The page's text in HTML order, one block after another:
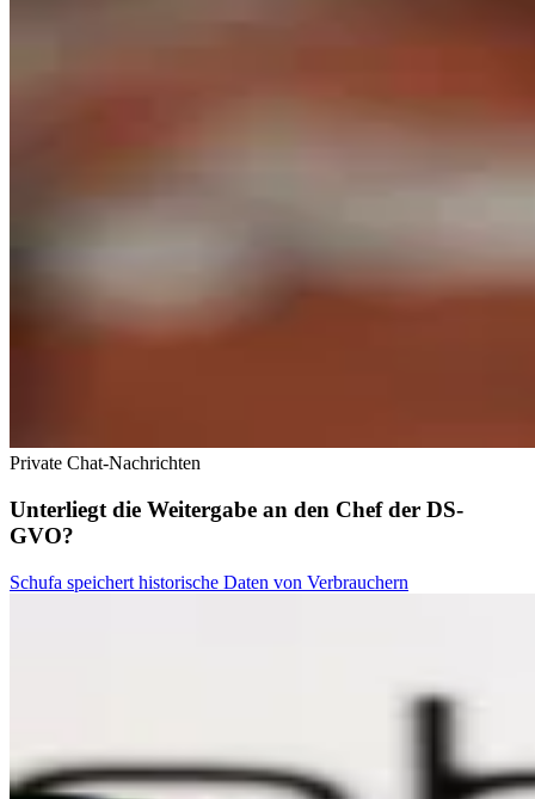
Private Chat-Nachrichten
Unterliegt die Weitergabe an den Chef der DS-
GVO?
Schufa speichert historische Daten von Verbrauchern